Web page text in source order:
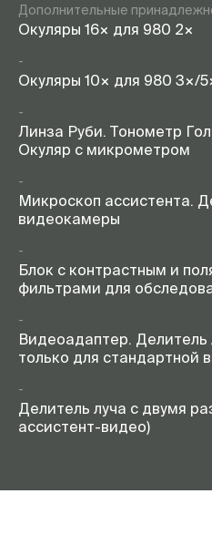
Дополнительные
Окуляры 16× для 980 2×
-
Окуляры 10× для 980 3×/
-
Линза Руби. Тонометр
Окуляр с микрометром
-
Микроскоп ассистента.
видеокамеры
-
Блок с контрастным и
фильтрами для
-
Видеоадаптер.
только для стандартной
-
Делитель луча с двумя
ассистент-видео)